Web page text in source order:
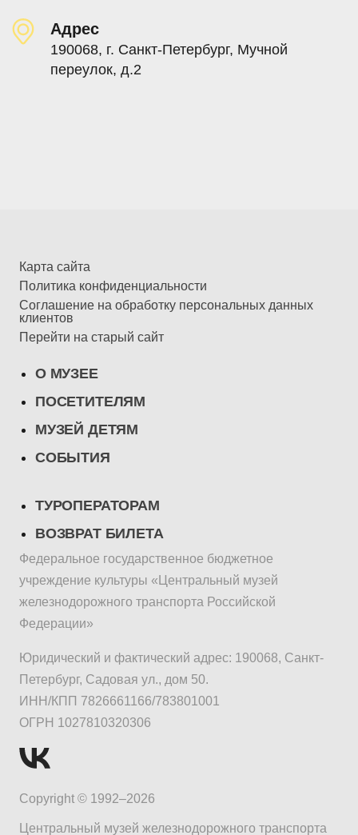
Адрес
190068, г. Санкт-Петербург, Мучной
переулок, д.2
Карта сайта
Политика конфиденциальности
Соглашение на обработку персональных данных
клиентов
Перейти на старый сайт
О МУЗЕЕ
ПОСЕТИТЕЛЯМ
МУЗЕЙ ДЕТЯМ
СОБЫТИЯ
ТУРОПЕРАТОРАМ
ВОЗВРАТ БИЛЕТА
Федеральное государственное бюджетное
учреждение культуры «Центральный музей
железнодорожного транспорта Российской
Федерации»
Юридический и фактический адрес: 190068, Санкт-
Петербург, Садовая ул., дом 50.
ИНН/КПП 7826661166/783801001
ОГРН 1027810320306
Copyright © 1992–2026
Центральный музей железнодорожного транспорта